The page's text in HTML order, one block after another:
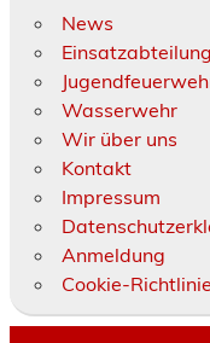
News
Einsatzabteilung
Wasserwehr
Wir über uns
Kontakt
Impressum
Anmeldung
Cookie-